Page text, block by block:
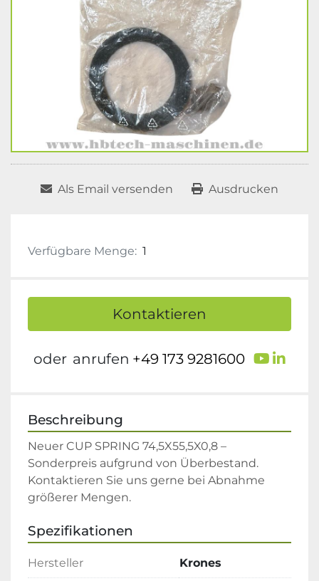
Als Email versenden Ausdrucken
Verfügbare Menge: 1
Kontaktieren
oder anrufen +49 173 9281600
Beschreibung
Neuer CUP SPRING 74,5X55,5X0,8 –
Sonderpreis aufgrund von Überbestand.
Kontaktieren Sie uns gerne bei Abnahme
größerer Mengen.
Spezifikationen
Hersteller Krones